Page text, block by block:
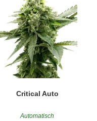
Critical Auto
Automatisch